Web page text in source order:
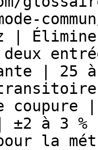
|
deux
| 25
coupure |
±2 à 3
la